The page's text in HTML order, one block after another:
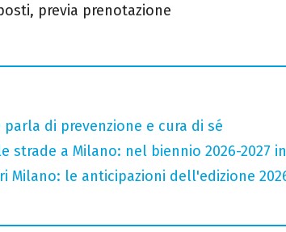
previa prenotazione
di prevenzione e cura di sé
strade a Milano: nel biennio 2026-2027
Milano: le anticipazioni dell'edizione